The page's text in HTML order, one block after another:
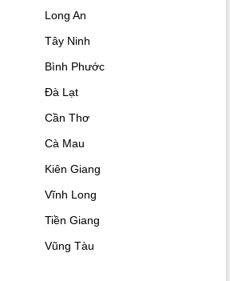
Long An
Tây Ninh
Bình Phước
Đà Lạt
Cần Thơ
Cà Mau
Kiên Giang
Vĩnh Long
Tiền Giang
Vũng Tàu